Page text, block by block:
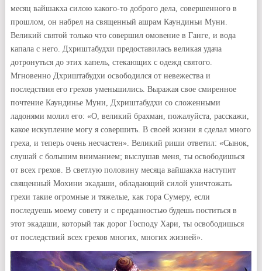
месяц вайшакха силою какого-то доброго дела, совершенного в
прошлом, он набрел на священный ашрам Каундиньи Муни.
Великий святой только что совершил омовение в Ганге, и вода
капала с него. Дхриштабудхи предоставилась великая удача
дотронуться до этих капель, стекающих с одежд святого.
Мгновенно Дхриштабудхи освободился от невежества и
последствия его грехов уменьшились. Выражая свое смиренное
почтение Каундинье Муни, Дхриштабудхи со сложенными
ладонями молил его: «О, великий брахман, пожалуйста, расскажи,
какое искупление могу я совершить. В своей жизни я сделал много
греха, и теперь очень несчастен». Великий риши ответил: «Сынок,
слушай с большим вниманием; выслушав меня, ты освободишься
от всех грехов. В светлую половину месяца вайшакха наступит
священный Мохини экадаши, обладающий силой уничтожать
грехи такие огромные и тяжелые, как гора Сумеру, если
последуешь моему совету и с преданностью будешь поститься в
этот экадаши, который так дорог Господу Хари, ты освободишься
от последствий всех грехов многих, многих жизней».